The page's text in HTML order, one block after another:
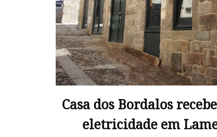
Casa dos Bordalos
eletricidade em